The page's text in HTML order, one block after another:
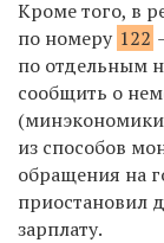
Кроме того, в
по номеру 122
по отдельным
сообщить о
из способов
обращения на
приостановил
зарплату.